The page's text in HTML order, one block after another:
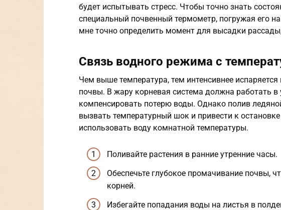
будет испытывать стресс. Чтобы точно знать
специальный почвенный термометр, погружая его
мне точно определить момент для высадки
Связь водного режима с
Чем выше температура, тем интенсивнее испаряется
почвы. В жару корневая система должна работать
компенсировать потерю воды. Однако полив
вызвать температурный шок и привести к
использовать воду комнатной температуры.
Поливайте растения в ранние утренние часы.
Обеспечьте глубокое промачивание почвы,
корней.
Избегайте попадания воды на листья в